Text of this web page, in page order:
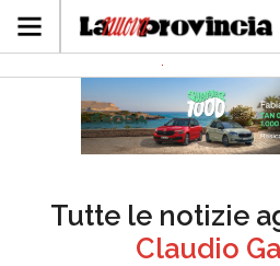
Tutte le notizie
Claudio